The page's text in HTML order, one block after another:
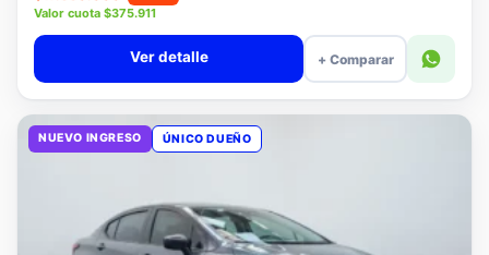
$17.380.000
−20%
Valor cuota $375.911
+ Comparar
NUEVO INGRESO